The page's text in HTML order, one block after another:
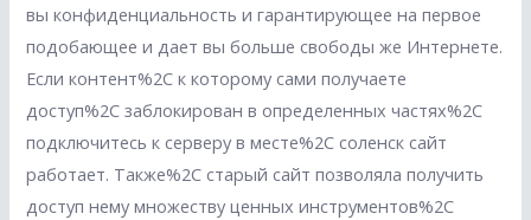
вы конфиденциальность и гарантирующее на первое
подобающее и дает вы больше свободы же Интернете.
Если контент%2C к которому сами получаете
доступ%2C заблокирован в определенных частях%2C
подключитесь к серверу в месте%2C соленск сайт
работает. Также%2C старый сайт позволяла получить
доступ нему множеству ценных инструментов%2C